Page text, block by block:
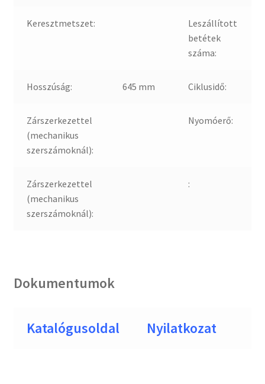
Keresztmetszet:
Leszállított
betétek
száma:
Hosszúság: 645 mm Ciklusidő:
Zárszerkezettel
(mechanikus
szerszámoknál):
Nyomóerő:
Zárszerkezettel
(mechanikus
szerszámoknál):
:
Dokumentumok
Katalógusoldal Nyilatkozat